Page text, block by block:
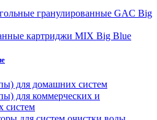
гранулированные GAC Big
картриджи MIX Big Blue
для домашних систем
для коммерческих и
систем